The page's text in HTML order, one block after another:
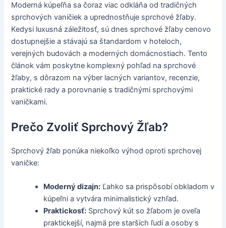
Moderná kúpeľňa sa čoraz viac odkláňa od tradičných
sprchových vaničiek a uprednostňuje sprchové žľaby.
Kedysi luxusná záležitosť, sú dnes sprchové žľaby cenovo
dostupnejšie a stávajú sa štandardom v hoteloch,
verejných budovách a moderných domácnostiach. Tento
článok vám poskytne komplexný pohľad na sprchové
žľaby, s dôrazom na výber lacných variantov, recenzie,
praktické rady a porovnanie s tradičnými sprchovými
vaničkami.
Prečo Zvoliť Sprchový Žľab?
Sprchový žľab ponúka niekoľko výhod oproti sprchovej
vaničke:
Moderný dizajn: Ľahko sa prispôsobí obkladom v
kúpeľni a vytvára minimalistický vzhľad.
Praktickosť: Sprchový kút so žľabom je oveľa
praktickejší, najmä pre starších ľudí a osoby s